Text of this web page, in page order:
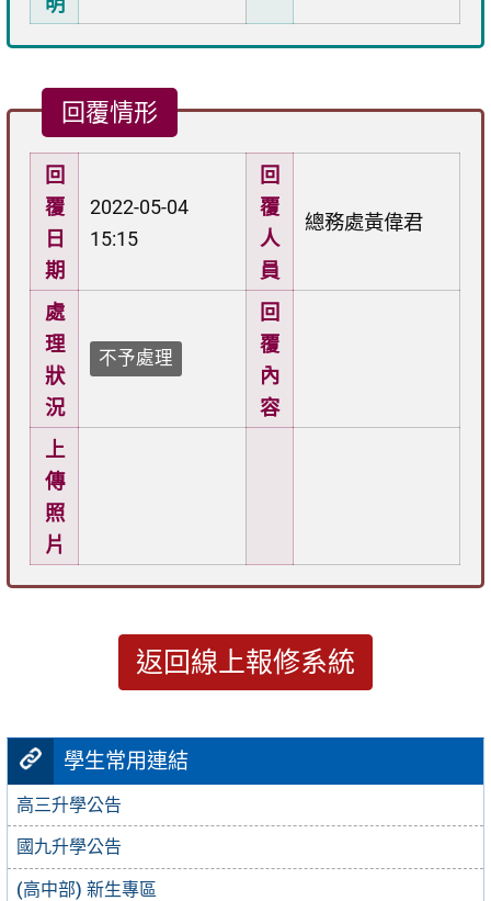
學生常用連結
高三升學公告
國九升學公告
(高中部) 新生專區
回覆情形
回
覆
日
期
2022-05-04
15:15
回
覆
人
員
總務處黃偉君
處
理
狀
況
不予處理
回
覆
內
容
上
傳
照
片
返回線上報修系統